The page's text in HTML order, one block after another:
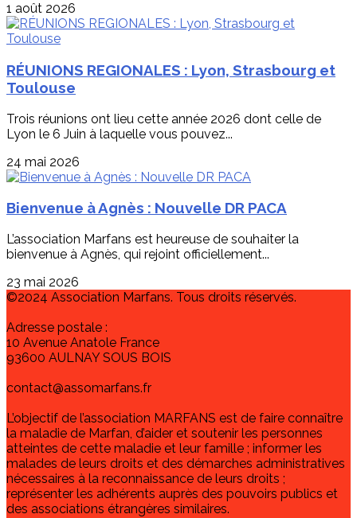
1 août 2026
RÉUNIONS REGIONALES : Lyon, Strasbourg et
Toulouse
Trois réunions ont lieu cette année 2026 dont celle de
Lyon le 6 Juin à laquelle vous pouvez...
24 mai 2026
Bienvenue à Agnès : Nouvelle DR PACA
L’association Marfans est heureuse de souhaiter la
bienvenue à Agnès, qui rejoint officiellement...
23 mai 2026
©2024 Association Marfans. Tous droits réservés.
Adresse postale :
10 Avenue Anatole France
93600 AULNAY SOUS BOIS
contact@assomarfans.fr
L’objectif de l’association MARFANS est de faire connaître
la maladie de Marfan, d’aider et soutenir les personnes
atteintes de cette maladie et leur famille ; informer les
malades de leurs droits et des démarches administratives
nécessaires à la reconnaissance de leurs droits ;
représenter les adhérents auprès des pouvoirs publics et
des associations étrangères similaires.